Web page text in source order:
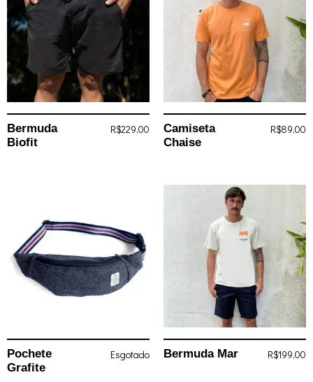
Bermuda
Biofit
R$229,00
Camiseta
Chaise
R$89,00
Pochete
Grafite
Esgotado Bermuda Mar R$199,00